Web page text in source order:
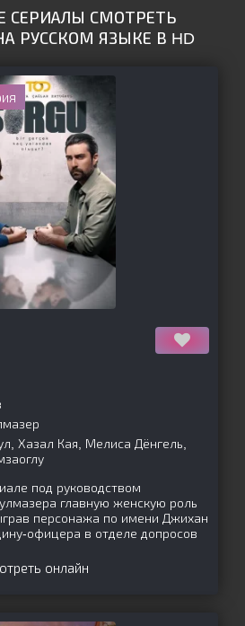
СЕРИАЛЫ СМОТРЕТЬ
РУССКОМ ЯЗЫКЕ В HD
Хазал Кая, Мелиса Дёнгель,
под руководством
главную женскую роль
персонажа по имени Джихан
офицера в отделе допросов
онлайн